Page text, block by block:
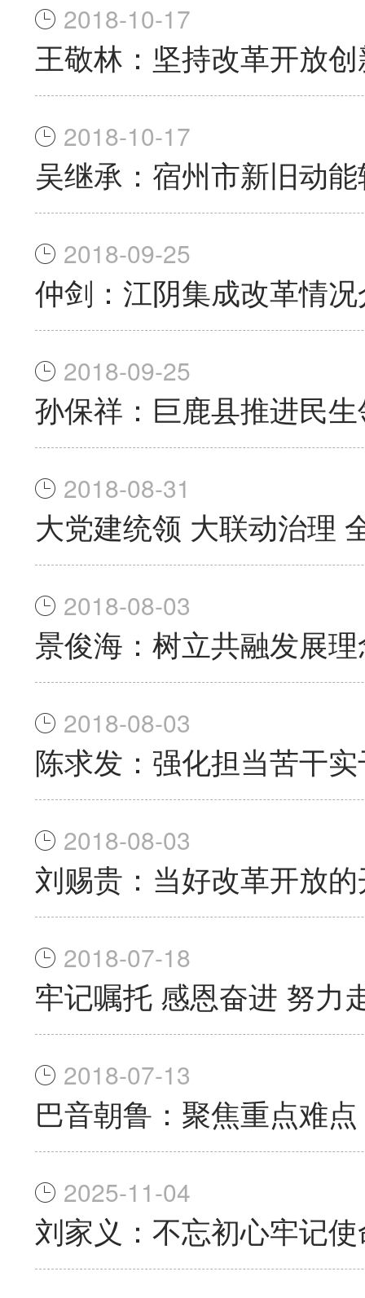
2018-10-17
王敬林：坚持改革开放
2018-10-17
吴继承：宿州市新旧动
2018-09-25
仲剑：江阴集成改革情
2018-09-25
孙保祥：巨鹿县推进民
2018-08-31
大党建统领 大联动治理
2018-08-03
景俊海：树立共融发展
2018-08-03
陈求发：强化担当苦干
2018-08-03
刘赐贵：当好改革开放
2018-07-18
牢记嘱托 感恩奋进 努力
2018-07-13
巴音朝鲁：聚焦重点难
2025-11-04
刘家义：不忘初心牢记